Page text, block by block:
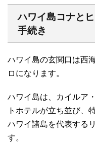
ハワイ島コナと
手続き
ハワイ島の玄関口は西
ロになります。
ハワイ島は、カイルア
トホテルが立ち並び、
ハワイ諸島を代表する
す。